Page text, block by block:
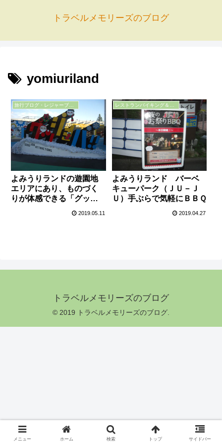
トラベルメモリーズのブログ
yomiuriland
旅行ブログ・レジャーブログ
よみうりランドの遊園地
エリアにあり、ものづく
りが体感できる「グッジ
2019.05.11
よみうりランド バーベ
キューパーク（ＪＵ－Ｊ
Ｕ）手ぶらで気軽にＢＢＱ
2019.04.27
トラベルメモリーズのブログ
© 2019 トラベルメモリーズのブログ.
メニュー ホーム 検索 トップ サイドバー